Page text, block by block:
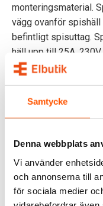
Samtycke
Denna webbplats
Vi använder
och annonserna till
för sociala medier
monteringsmaterial.
vägg ovanför
befintligt spisuttag.
häll upp till 25A,
utförande.
OMDÖMEN
FRÅGOR & SVAR
RELATERADE